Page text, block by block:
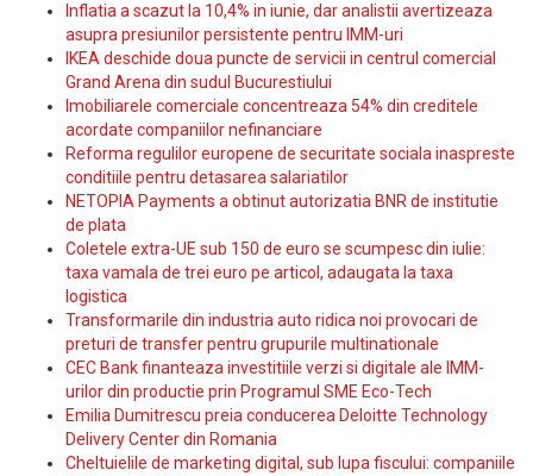
Inflatia a scazut la 10,4% in iunie, dar analistii avertizeaza
asupra presiunilor persistente pentru IMM-uri
IKEA deschide doua puncte de servicii in centrul comercial
Grand Arena din sudul Bucurestiului
Imobiliarele comerciale concentreaza 54% din creditele
acordate companiilor nefinanciare
Reforma regulilor europene de securitate sociala inaspreste
conditiile pentru detasarea salariatilor
NETOPIA Payments a obtinut autorizatia BNR de institutie
de plata
Coletele extra-UE sub 150 de euro se scumpesc din iulie:
taxa vamala de trei euro pe articol, adaugata la taxa
logistica
Transformarile din industria auto ridica noi provocari de
preturi de transfer pentru grupurile multinationale
CEC Bank finanteaza investitiile verzi si digitale ale IMM-
urilor din productie prin Programul SME Eco-Tech
Emilia Dumitrescu preia conducerea Deloitte Technology
Delivery Center din Romania
Cheltuielile de marketing digital, sub lupa fiscului: companiile